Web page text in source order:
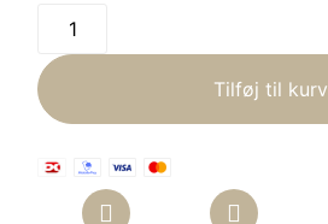
Tilføj til kurv